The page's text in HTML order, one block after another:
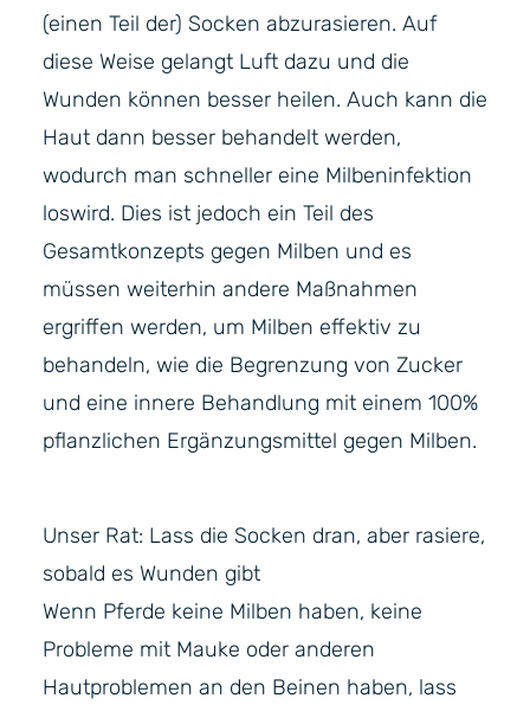
(einen Teil der) Socken abzurasieren. Auf
diese Weise gelangt Luft dazu und die
Wunden können besser heilen. Auch kann die
Haut dann besser behandelt werden,
wodurch man schneller eine Milbeninfektion
loswird. Dies ist jedoch ein Teil des
Gesamtkonzepts gegen Milben und es
müssen weiterhin andere Maßnahmen
ergriffen werden, um Milben effektiv zu
behandeln, wie die Begrenzung von Zucker
und eine innere Behandlung mit einem 100%
pflanzlichen Ergänzungsmittel gegen Milben.
Unser Rat: Lass die Socken dran, aber rasiere,
sobald es Wunden gibt
Wenn Pferde keine Milben haben, keine
Probleme mit Mauke oder anderen
Hautproblemen an den Beinen haben, lass